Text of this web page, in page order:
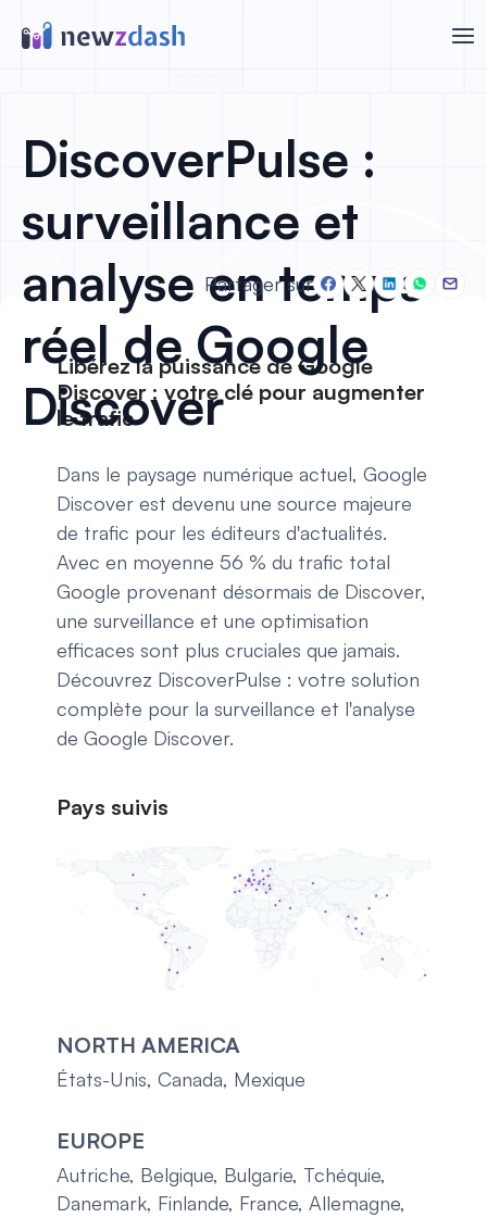
DiscoverPulse :
surveillance et
analyse en temps
réel de Google
Discover
Partager sur
Libérez la puissance de Google
Discover : votre clé pour augmenter
le trafic
Dans le paysage numérique actuel, Google
Discover est devenu une source majeure
de trafic pour les éditeurs d'actualités.
Avec en moyenne 56 % du trafic total
Google provenant désormais de Discover,
une surveillance et une optimisation
efficaces sont plus cruciales que jamais.
Découvrez DiscoverPulse : votre solution
complète pour la surveillance et l'analyse
de Google Discover.
Pays suivis
NORTH AMERICA
États-Unis, Canada, Mexique
EUROPE
Autriche, Belgique, Bulgarie, Tchéquie,
Danemark, Finlande, France, Allemagne,